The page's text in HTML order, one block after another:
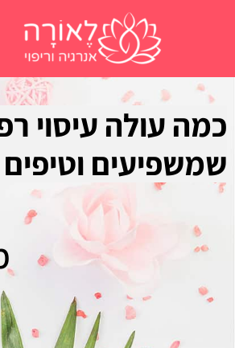
שמשפיעים וטיפים